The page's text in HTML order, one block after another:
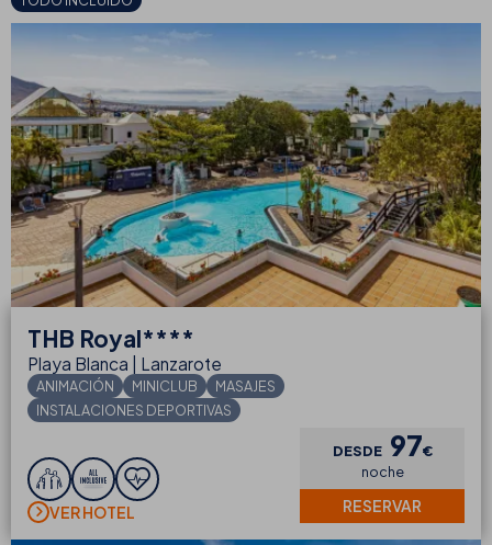
THB Royal****
Playa Blanca | Lanzarote
ANIMACIÓN MINICLUB
MASAJES
INSTALACIONES DEPORTIVAS
VER HOTEL
DESDE 97€
noche
RESERVAR